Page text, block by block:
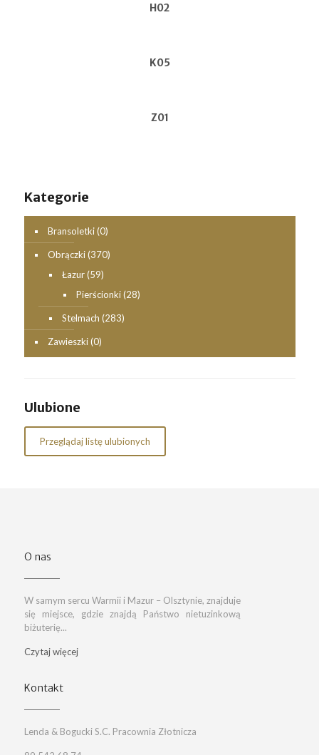
H02
K05
Z01
Kategorie
Bransoletki (0)
Obrączki (370)
Łazur (59)
Pierścionki (28)
Stelmach (283)
Zawieszki (0)
Ulubione
Przeglądaj listę ulubionych
O nas
W samym sercu Warmii i Mazur – Olsztynie, znajduje
się miejsce, gdzie znajdą Państwo nietuzinkową
biżuterię...
Czytaj więcej
Kontakt
Lenda & Bogucki S.C. Pracownia Złotnicza